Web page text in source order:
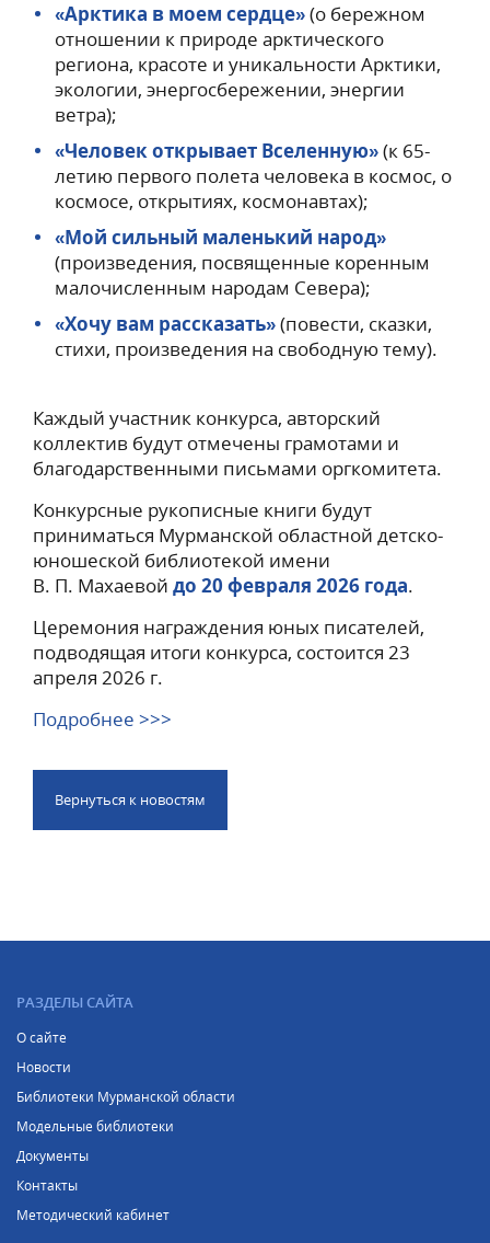
«Арктика в моем сердце»(о бережном
отношении к природе арктического
региона, красоте и уникальности Арктики,
экологии, энергосбережении, энергии
ветра);
«Человек открывает Вселенную»(к 65-
летию первого полета человека в космос, о
космосе, открытиях, космонавтах);
«Мой сильный маленький народ»
(произведения, посвященные коренным
малочисленным народам Севера);
«Хочу вам рассказать»(повести, сказки,
стихи, произведения на свободную тему).
Каждый участник конкурса, авторский
коллектив будут отмечены грамотами и
благодарственными письмами оргкомитета.
Конкурсные рукописные книги будут
приниматься Мурманской областной детско-
юношеской библиотекой имени
В. П. Махаевой до 20 февраля 2026 года.
Церемония награждения юных писателей,
подводящая итоги конкурса, состоится 23
апреля 2026 г.
Подробнее >>>
Вернуться к новостям
РАЗДЕЛЫ САЙТА
О сайте
Новости
Библиотеки Мурманской области
Модельные библиотеки
Документы
Контакты
Методический кабинет